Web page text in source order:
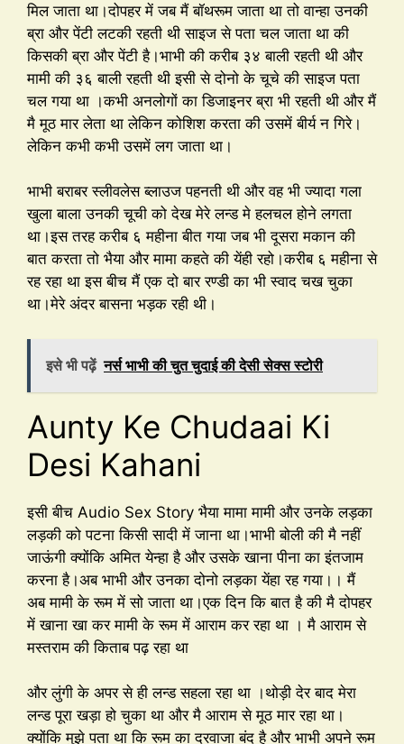
मिल जाता था।दोपहर में जब मैं बॉथरूम जाता था तो वान्हा उनकी
ब्रा और पेंटी लटकी रहती थी साइज से पता चल जाता था की
किसकी ब्रा और पेंटी है।भाभी की करीब ३४ बाली रहती थी और
मामी की ३६ बाली रहती थी इसी से दोनो के चूचे की साइज पता
चल गया था ।कभी अनलोगों का डिजाइनर ब्रा भी रहती थी और मैं
मै मूठ मार लेता था लेकिन कोशिश करता की उसमें बीर्य न गिरे।
लेकिन कभी कभी उसमें लग जाता था।
भाभी बराबर स्लीवलेस ब्लाउज पहनती थी और वह भी ज्यादा गला
खुला बाला उनकी चूची को देख मेरे लन्ड मे हलचल होने लगता
था।इस तरह करीब ६ महीना बीत गया जब भी दूसरा मकान की
बात करता तो भैया और मामा कहते की येंही रहो।करीब ६ महीना से
रह रहा था इस बीच मैं एक दो बार रण्डी का भी स्वाद चख चुका
था।मेरे अंदर बासना भड़क रही थी।
इसे भी पढ़ें नर्स भाभी की चुत चुदाई की देसी सेक्स स्टोरी
Aunty Ke Chudaai Ki
Desi Kahani
इसी बीच Audio Sex Story भैया मामा मामी और उनके लड़का
लड़की को पटना किसी सादी में जाना था।भाभी बोली की मै नहीं
जाऊंगी क्योंकि अमित येन्हा है और उसके खाना पीना का इंतजाम
करना है।अब भाभी और उनका दोनो लड़का येंहा रह गया।। मैं
अब मामी के रूम में सो जाता था।एक दिन कि बात है की मै दोपहर
में खाना खा कर मामी के रूम में आराम कर रहा था । मै आराम से
मस्तराम की किताब पढ़ रहा था
और लुंगी के अपर से ही लन्ड सहला रहा था ।थोड़ी देर बाद मेरा
लन्ड पूरा खड़ा हो चुका था और मै आराम से मूठ मार रहा था।
क्योंकि मुझे पता था कि रूम का दरवाजा बंद है और भाभी अपने रूम